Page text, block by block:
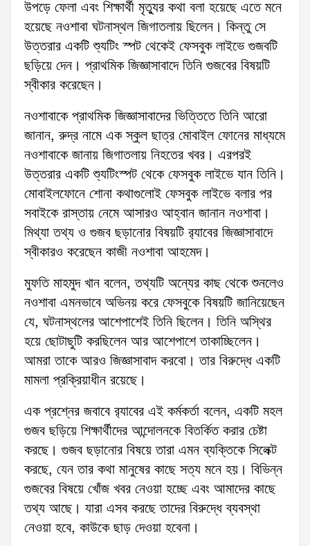
উপড়ে ফেলা এবং শিক্ষার্থী মৃত্যুর কথা বলা হয়েছে এতে মনে
হয়েছে নওশাবা ঘটনাস্থল জিগাতলায় ছিলেন। কিন্তু সে
উত্তরার একটি শ্যুটিং স্পট থেকেই ফেসবুক লাইভে গুজবটি
ছড়িয়ে দেন। প্রাথমিক জিজ্ঞাসাবাদে তিনি গুজবের বিষয়টি
স্বীকার করেছেন।
নওশাবাকে প্রাথমিক জিজ্ঞাসাবাদের ভিত্তিতে তিনি আরো
জানান, রুদ্র নামে এক স্কুল ছাত্র মোবাইল ফোনের মাধ্যমে
নওশাবাকে জানায় জিগাতলায় নিহতের খবর। এরপরই
উত্তরার একটি শ্যুটিংস্পট থেকে ফেসবুক লাইভে যান তিনি।
মোবাইলফোনে শোনা কথাগুলোই ফেসবুক লাইভে বলার পর
সবাইকে রাস্তায় নেমে আসারও আহ্বান জানান নওশাবা।
মিথ্যা তথ্য ও গুজব ছড়ানোর বিষয়টি র‌্যাবের জিজ্ঞাসাবাদে
স্বীকারও করেছেন কাজী নওশাবা আহমেদ।
মুফতি মাহমুদ খান বলেন, তথ্যটি অন্যের কাছ থেকে শুনলেও
নওশাবা এমনভাবে অভিনয় করে ফেসবুকে বিষয়টি জানিয়েছেন
যে, ঘটনাস্থলের আশেপাশেই তিনি ছিলেন। তিনি অস্থির
হয়ে ছোটাছুটি করছিলেন আর আশেপাশে তাকাচ্ছিলেন।
আমরা তাকে আরও জিজ্ঞাসাবাদ করবো। তার বিরুদ্ধে একটি
মামলা প্রক্রিয়াধীন রয়েছে।
এক প্রশ্নের জবাবে র‌্যাবের এই কর্মকর্তা বলেন, একটি মহল
গুজব ছড়িয়ে শিক্ষার্থীদের আন্দোলনকে বিতর্কিত করার চেষ্টা
করছে। গুজব ছড়ানোর বিষয়ে তারা এমন ব্যক্তিকে সিলেক্ট
করছে, যেন তার কথা মানুষের কাছে সত্য মনে হয়। বিভিন্ন
গুজবের বিষয়ে খোঁজ খবর নেওয়া হচ্ছে এবং আমাদের কাছে
তথ্য আছে। যারা এসব করছে তাদের বিরুদ্ধে ব্যবস্থা
নেওয়া হবে, কাউকে ছাড় দেওয়া হবেনা।